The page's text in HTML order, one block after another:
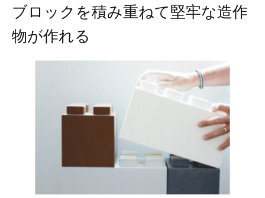
ブロックを積み重ねて堅牢な造作
物が作れる